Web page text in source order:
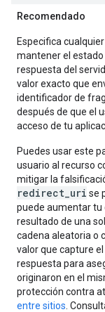
Recomendado
Especifica
mantener el
respuesta del
valor exacto que
identificador de
después de que el
acceso de tu
Puedes usar este
usuario al recurso
mitigar la
redirect_uri se
puede aumentar tu
resultado de una
cadena aleatoria o
valor que capture
respuesta para
originaron en el
protección contra
entre sitios .